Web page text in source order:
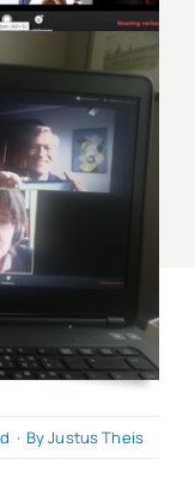
· ByJustus Theis